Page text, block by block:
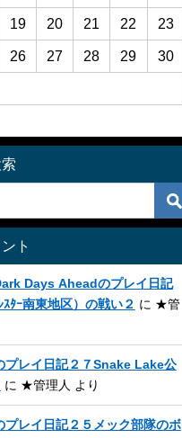
19 20 21 22 23
26 27 28 29 30
ト
Days Aheadのプレイ日記
ﾀｰ南東地区）の戦い２ に ★管
プレイ日記２７Snake Lake公
に ★管理人 より
プレイ日記２５メック部隊のボ